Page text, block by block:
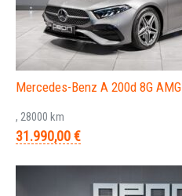
Mercedes-Benz A 200d 8G AMG
, 28000 km
31.990,00 €